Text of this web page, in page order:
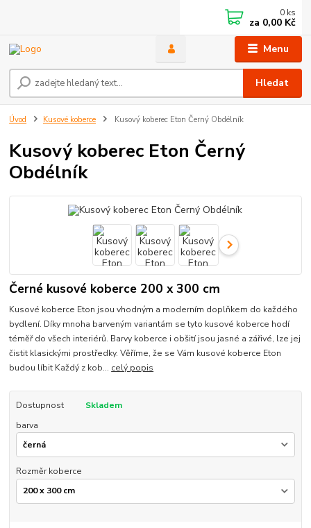
Menu
Hledat
0 ks
za 0,00 Kč
Úvod Kusové koberce Kusový koberec Eton Černý Obdélník
Kusový koberec Eton Černý
Obdélník
Černé kusové koberce 200 x 300 cm
Kusové koberce Eton jsou vhodným a moderním doplňkem do každého
bydlení. Díky mnoha barveným variantám se tyto kusové koberce hodí
téměř do všech interiérů. Barvy koberce i obšití jsou jasné a zářivé, lze jej
čistit klasickými prostředky. Věříme, že se Vám kusové koberce Eton
budou líbit Každý z kob... celý popis
Dostupnost
Skladem
barva
Rozměr koberce